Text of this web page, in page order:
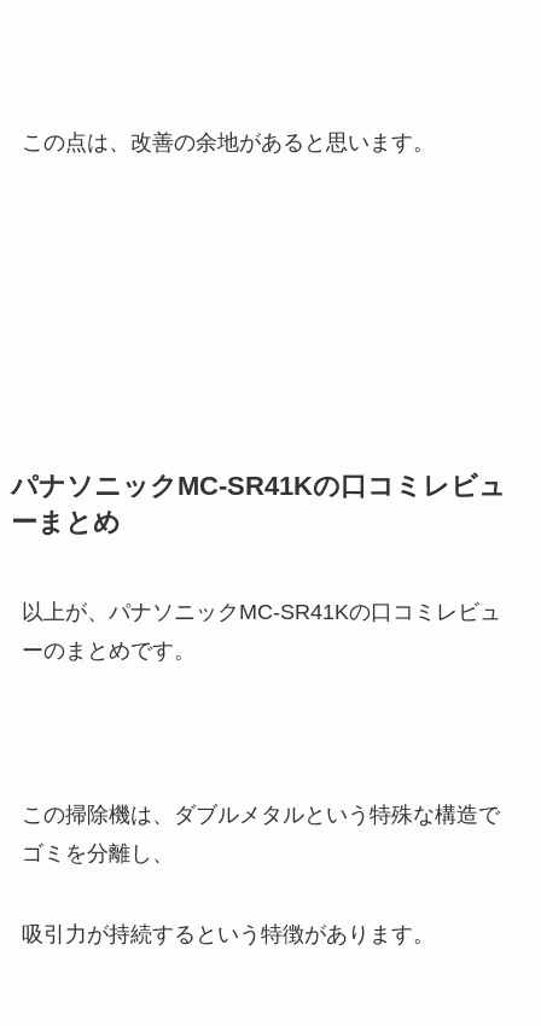
この点は、改善の余地があると思います。
パナソニックMC-SR41Kの口コミレビュ
ーまとめ
以上が、パナソニックMC-SR41Kの口コミレビュ
ーのまとめです。
この掃除機は、ダブルメタルという特殊な構造で
ゴミを分離し、
吸引力が持続するという特徴があります。